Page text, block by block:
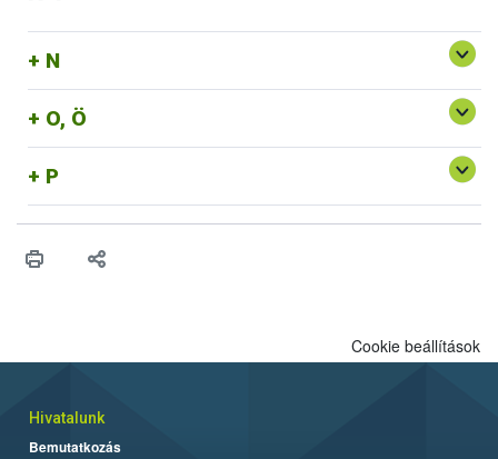
N
O, Ö
P
Cookie beállítások
Hivatalunk
Bemutatkozás